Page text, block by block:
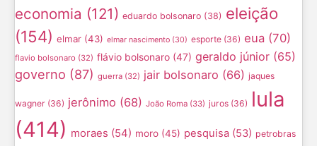
economia (121) eduardo bolsonaro (38) eleição
(154) elmar (43) elmar nascimento (30) esporte (36) eua (70)
flavio bolsonaro (32) flávio bolsonaro (47) geraldo júnior (65)
governo (87) guerra (32) jair bolsonaro (66) jaques
wagner (36) jerônimo (68) João Roma (33) juros (36) lula
(414) moraes (54) moro (45) pesquisa (53) petrobras